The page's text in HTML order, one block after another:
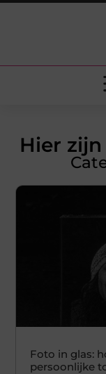
Hier
Foto in glas:
persoonlijke